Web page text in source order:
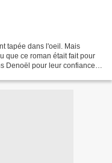
tapée dans l'oeil. Mais
que ce roman était fait pour
Denoël pour leur confiance.